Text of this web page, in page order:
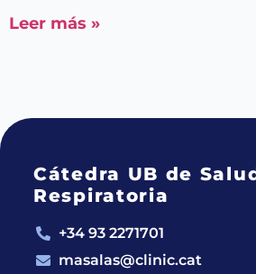
Leer más »
Cátedra UB de
Respiratoria
+34 93 2271701
masalas@clinic.cat